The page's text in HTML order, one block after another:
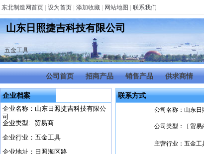
东北制造网首页 设为首页 添加收藏 网站地图 联系我们
山东日照捷吉科技有限公司
五金工具
公司首页 招商产品 销售产品 供求商情
企业档案
企业名称：山东日照捷吉科技有限公
司
企业类型: 贸易商
企业行业：五金工具
企业地址：日照海区路
联系方式
公司名称： 山东日
公司类型： [ 贸易
主营行业： 五金工